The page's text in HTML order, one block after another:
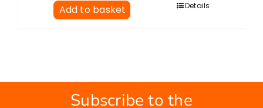
Add to basket Details
Subscribe to the